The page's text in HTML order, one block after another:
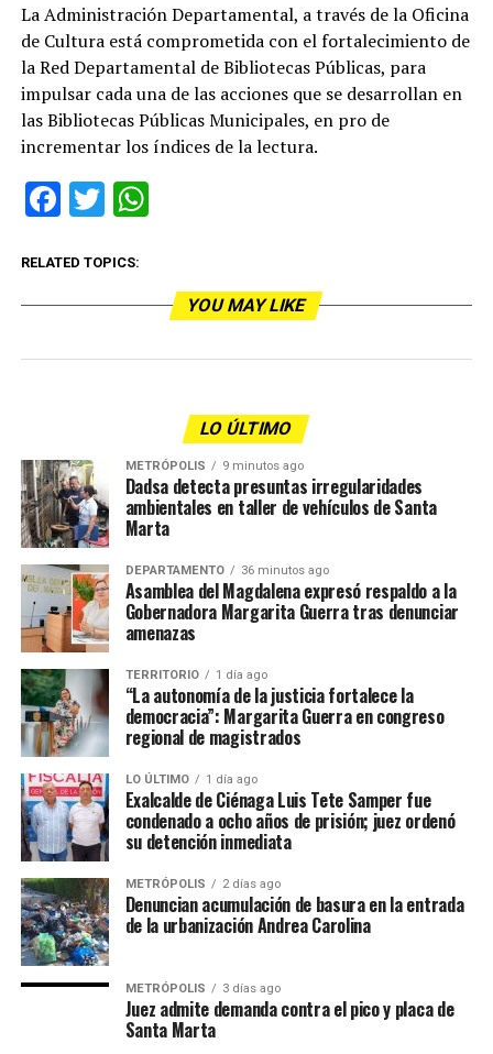
La Administración Departamental, a través de la Oficina
de Cultura está comprometida con el fortalecimiento de
la Red Departamental de Bibliotecas Públicas, para
impulsar cada una de las acciones que se desarrollan en
las Bibliotecas Públicas Municipales, en pro de
incrementar los índices de la lectura.
Facebook
TwitterWhatsApp
RELATED TOPICS:
YOU MAY LIKE
LO ÚLTIMO
METRÓPOLIS 9 minutos ago
Dadsa detecta presuntas irregularidades
ambientales en taller de vehículos de Santa
Marta
DEPARTAMENTO 36 minutos ago
Asamblea del Magdalena expresó respaldo a la
Gobernadora Margarita Guerra tras denunciar
amenazas
TERRITORIO 1 día ago
“La autonomía de la justicia fortalece la
democracia”: Margarita Guerra en congreso
regional de magistrados
LO ÚLTIMO 1 día ago
Exalcalde de Ciénaga Luis Tete Samper fue
condenado a ocho años de prisión; juez ordenó
su detención inmediata
METRÓPOLIS 2 días ago
Denuncian acumulación de basura en la entrada
de la urbanización Andrea Carolina
METRÓPOLIS 3 días ago
Juez admite demanda contra el pico y placa de
Santa Marta